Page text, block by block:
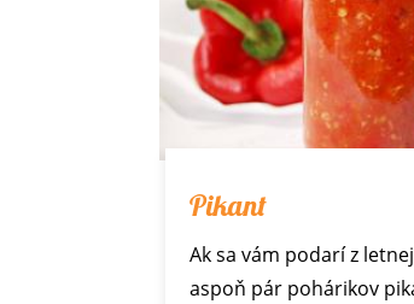
Pikant
Ak sa vám podarí z
aspoň pár pohárikov